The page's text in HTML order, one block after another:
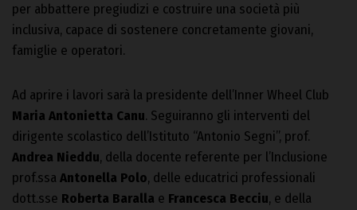
per abbattere pregiudizi e costruire una società più
inclusiva, capace di sostenere concretamente giovani,
famiglie e operatori.
Ad aprire i lavori sarà la presidente dell’Inner Wheel Club
Maria Antonietta Canu. Seguiranno gli interventi del
dirigente scolastico dell’Istituto “Antonio Segni”, prof.
Andrea Nieddu, della docente referente per l’Inclusione
prof.ssa Antonella Polo, delle educatrici professionali
dott.sse Roberta Baralla e Francesca Becciu, e della